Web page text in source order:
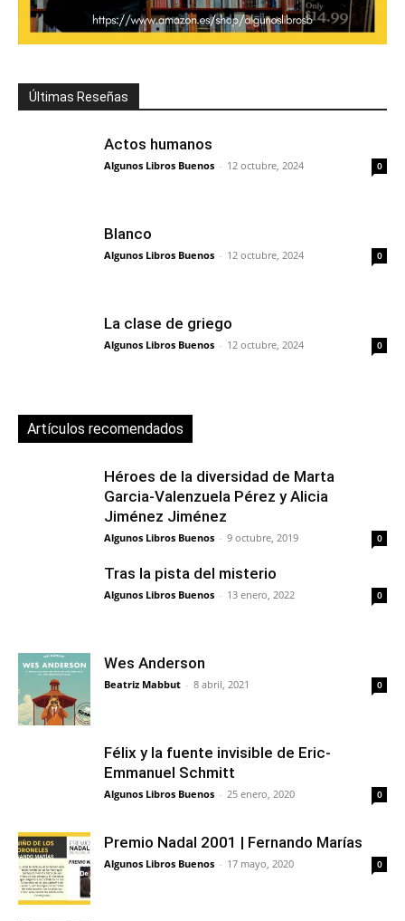
Últimas Reseñas
Actos humanos
Algunos Libros Buenos - 12 octubre, 2024 0
Blanco
Algunos Libros Buenos - 12 octubre, 2024 0
La clase de griego
Algunos Libros Buenos - 12 octubre, 2024 0
Artículos recomendados
Héroes de la diversidad de Marta
Garcia-Valenzuela Pérez y Alicia
Jiménez Jiménez
Algunos Libros Buenos - 9 octubre, 2019 0
Tras la pista del misterio
Algunos Libros Buenos - 13 enero, 2022 0
Wes Anderson
Beatriz Mabbut - 8 abril, 2021 0
Félix y la fuente invisible de Eric-
Emmanuel Schmitt
Algunos Libros Buenos - 25 enero, 2020 0
Premio Nadal 2001 | Fernando Marías
Algunos Libros Buenos - 17 mayo, 2020 0